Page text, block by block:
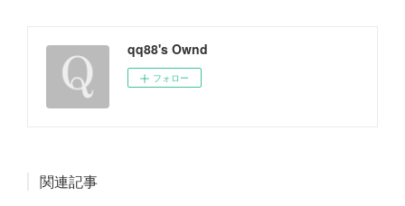
qq88's Ownd
フォロー
関連記事